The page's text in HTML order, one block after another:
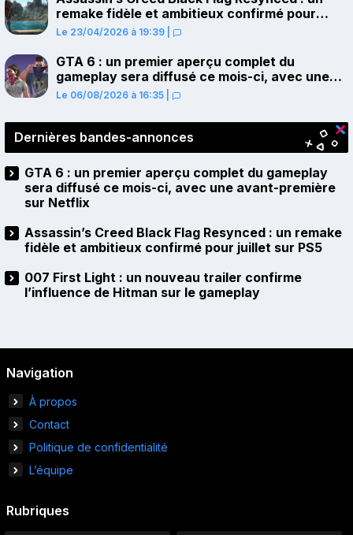
remake fidèle et ambitieux confirmé pour
juillet sur PS5
Le 23/04/2026 à 19:39
GTA 6 : un premier aperçu complet du
gameplay sera diffusé ce mois-ci, avec une
avant-première sur Netflix
Le 06/08/2026 à 16:35
Dernières bandes-annonces
GTA 6 : un premier aperçu complet du gameplay
sera diffusé ce mois-ci, avec une avant-première
sur Netflix
Assassin’s Creed Black Flag Resynced : un remake
fidèle et ambitieux confirmé pour juillet sur PS5
007 First Light : un nouveau trailer confirme
l’influence de Hitman sur le gameplay
Navigation
À propos
Contact
Politique de confidentialité
L’équipe
Rubriques